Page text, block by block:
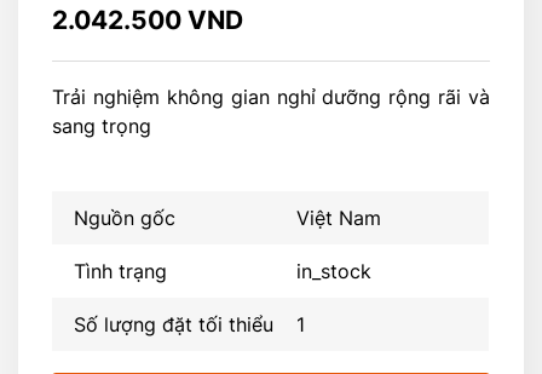
2.042.500VND
Trải nghiệm không gian nghỉ dưỡng rộng rãi và
sang trọng
Nguồn gốc Việt Nam
Tình trạng in_stock
Số lượng đặt tối thiểu 1